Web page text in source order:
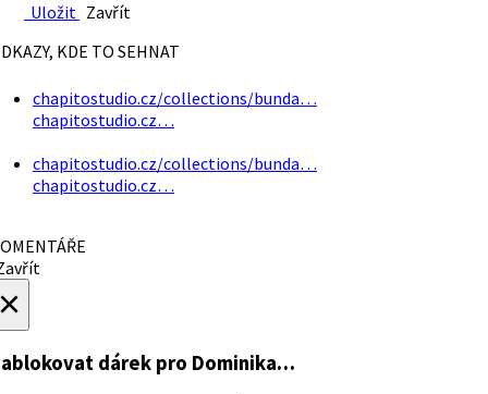
Uložit Zavřít
KDE TO SEHNAT
chapitostudio.cz/collections/bunda…
chapitostudio.cz…
chapitostudio.cz/collections/bunda…
chapitostudio.cz…
dárek pro Dominika…